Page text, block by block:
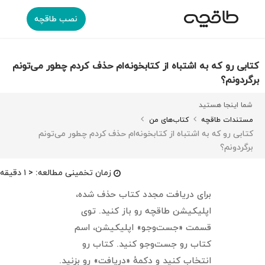
نصب طاقچه
کتابی رو که به اشتباه از کتابخونه‌ام حذف کردم چطور می‌تونم
برگردونم؟
شما اینجا هستید
مستندات طاقچه
کتاب‌های من
کتابی رو که به اشتباه از کتابخونه‌ام حذف کردم چطور می‌تونم
برگردونم؟
زمان تخمینی مطالعه: < ۱ دقیقه
برای دریافت مجدد کتاب حذف شده،
اپلیکیشن طاقچه رو باز کنید. توی
قسمت «جست‌وجو» اپلیکیشن، اسم
کتاب رو جست‌وجو کنید. کتاب رو
انتخاب کنید و دکمهٔ «دریافت» رو بزنید.